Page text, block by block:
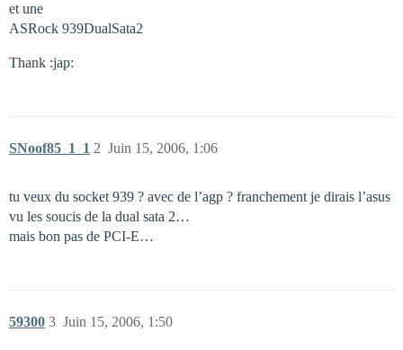
et une
ASRock 939DualSata2
Thank :jap:
SNoof85_1_1 Juin 15, 2006, 1:06
2
tu veux du socket 939 ? avec de l’agp ? franchement je dirais l’asus
vu les soucis de la dual sata 2…
mais bon pas de PCI-E…
59300 Juin 15, 2006, 1:50
3